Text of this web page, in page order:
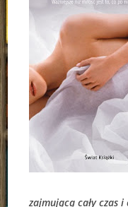
zajmującą cały czas i